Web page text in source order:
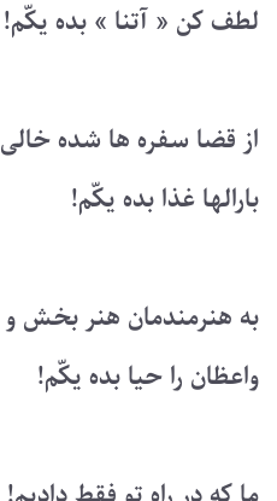
لطف کن « آتنا » بده یکّم!
از قضا سفره ها شده خالی
بارالها غذا بده یکّم!
به هنرمندمان هنر بخش و
واعظان را حیا بده یکّم!